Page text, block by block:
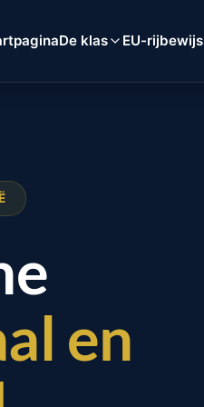
De klas EU-rijbewijs
en